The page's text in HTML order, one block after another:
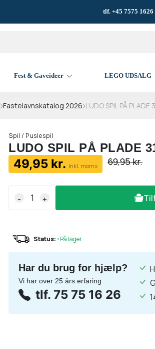
tlf. +45 7575 1626
Fest & Gaveideer LEGO UDSALG
Fastelavnskatalog 2026 LUDO SPIL PÅ PLADE
Spil / Puslespil
LUDO SPIL PÅ PLADE
49,95 kr. Inkl. moms 69,95 kr.
- +
Status: •På lager
Har du brug for hjælp?
Vi har over 25 års erfaring
tlf. 75 75 16 26